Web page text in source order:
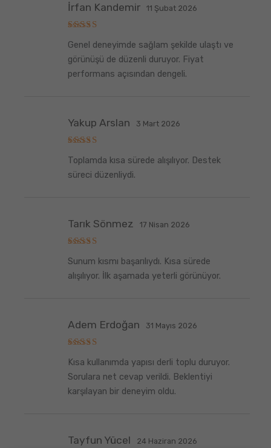
üzerinden
oy aldı
İrfan Kandemir 11 Şubat 2026
Genel deneyimde sağlam şekilde ulaştı ve
görünüşü de düzenli duruyor. Fiyat
performans açısından dengeli.
üzerinden
oy aldı
Yakup Arslan 3 Mart 2026
Toplamda kısa sürede alışılıyor. Destek
süreci düzenliydi.
üzerinden
5oy aldı
Tarık Sönmez 17 Nisan 2026
Sunum kısmı başarılıydı. Kısa sürede
alışılıyor. İlk aşamada yeterli görünüyor.
üzerinden
5
oy aldı
Adem Erdoğan 31 Mayıs 2026
Kısa kullanımda yapısı derli toplu duruyor.
Sorulara net cevap verildi. Beklentiyi
karşılayan bir deneyim oldu.
Tayfun Yücel 24 Haziran 2026